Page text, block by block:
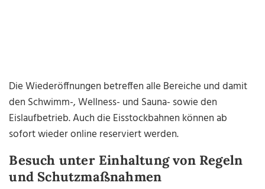
Die Wiederöffnungen betreffen alle Bereiche und damit
den Schwimm-, Wellness- und Sauna- sowie den
Eislaufbetrieb. Auch die Eisstockbahnen können ab
sofort wieder online reserviert werden.
Besuch unter Einhaltung von Regeln
und Schutzmaßnahmen